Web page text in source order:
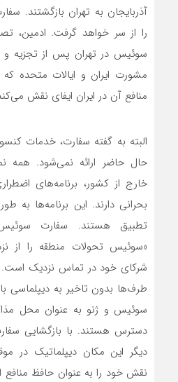
آذربایجان به تهران بازگشتند.
را از سر خواهد گرفت. ادمین،
سوئیس در تهران پس از تجزیه
مشورت ایران و ایالات متحده
منافع آن در ایران ایفای نقش
البته به گفته سفارت، خدمات
حال حاضر ارائه نمی‌شود. همه
خارج از کشور، برنامه‌های
بحرانی دارند. این برنامه‌ها به
تطبیق هستند. سفارت
«سوئیس تحولات منطقه را از
شرکای خود در تماس نزدیک
طرف‌ها بدون تاخیر به دیپلماسی
سوئیس و ژنو به عنوان محل
دسترس هستند. با بازگشایی
دیگر این مکان دیپلماتیک در
نقش خود را به عنوان حافظ منافع